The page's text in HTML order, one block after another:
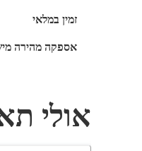
זמין במלאי
אספקה מהירה
אולי